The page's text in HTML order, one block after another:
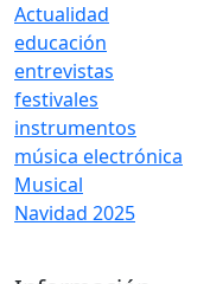
Actualidad
educación
entrevistas
festivales
instrumentos
música electrónica
Musical
Navidad 2025